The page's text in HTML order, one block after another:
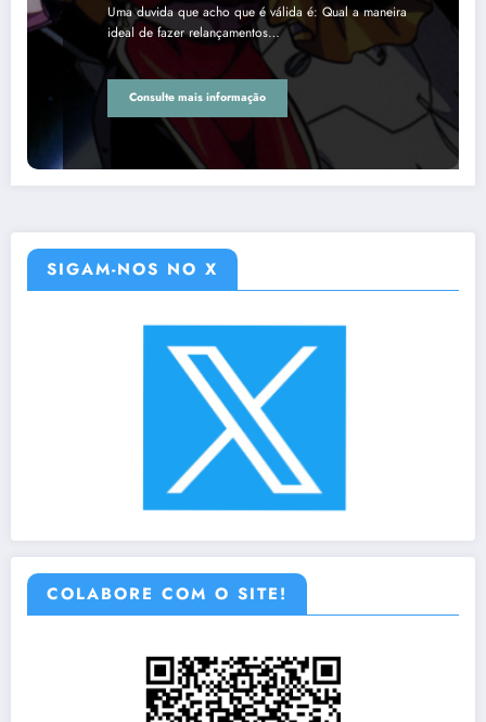
Uma duvida que acho que é válida é: Qual a maneira
ideal de fazer relançamentos…
Consulte mais informação
SIGAM-NOS NO X
COLABORE COM O SITE!